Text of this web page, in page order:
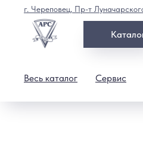
Весь каталог Сервис
г. Череповец, Пр-т